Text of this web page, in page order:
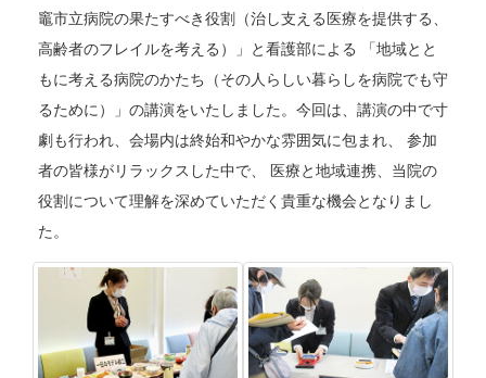
竈市立病院の果たすべき役割（治し支える医療を提供する、
高齢者のフレイルを考える）」と看護部による 「地域とと
もに考える病院のかたち（その人らしい暮らしを病院でも守
るために）」の講演をいたしました。今回は、講演の中で寸
劇も行われ、会場内は終始和やかな雰囲気に包まれ、 参加
者の皆様がリラックスした中で、 医療と地域連携、当院の
役割について理解を深めていただく貴重な機会となりまし
た。